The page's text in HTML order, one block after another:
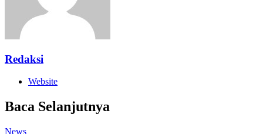
Redaksi
Website
Baca Selanjutnya
News